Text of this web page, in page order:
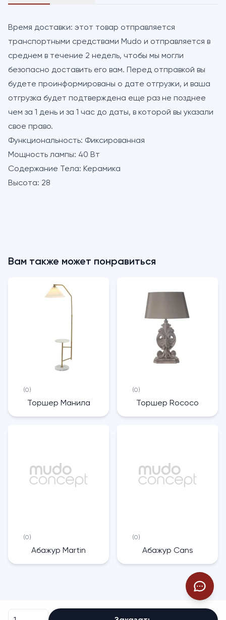
Время доставки: этот товар отправляется
транспортными средствами Mudo и отправляется в
среднем в течение 2 недель, чтобы мы могли
безопасно доставить его вам. Перед отправкой вы
будете проинформированы о дате отгрузки, и ваша
отгрузка будет подтверждена еще раз не позднее
чем за 1 день и за 1 час до даты, в которой вы указали
свое право.
Функциональность: Фиксированная
Мощность лампы: 40 Вт
Содержание Тела: Керамика
Высота: 28
Вам также может понравиться
(0)
Торшер Манила
(0)
Торшер Rococo
(0)
Абажур Martin
(0)
Абажур Cans